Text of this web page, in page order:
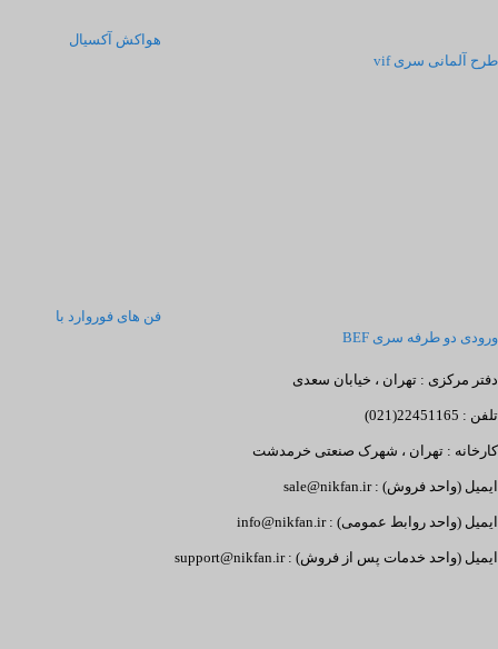
هواکش آکسیال
طرح آلمانی سری vif
فن های فوروارد با
ورودی دو طرفه سری BEF
دفتر مرکزی : تهران ، خیابان سعدی
تلفن : 22451165(021)
کارخانه : تهران ، شهرک صنعتی خرمدشت
ایمیل (واحد فروش) : sale@nikfan.ir
ایمیل (واحد روابط عمومی) : info@nikfan.ir
ایمیل (واحد خدمات پس از فروش) : support@nikfan.ir